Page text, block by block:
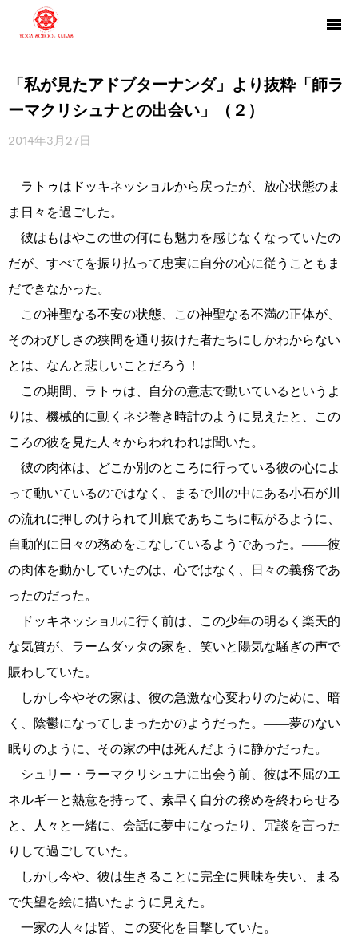
「私が見たアドブターナンダ」より抜粋「師ラ
ーマクリシュナとの出会い」（２）
2014年3月27日
ラトゥはドッキネッショルから戻ったが、放心状態のま
ま日々を過ごした。
彼はもはやこの世の何にも魅力を感じなくなっていたの
だが、すべてを振り払って忠実に自分の心に従うこともま
だできなかった。
この神聖なる不安の状態、この神聖なる不満の正体が、
そのわびしさの狭間を通り抜けた者たちにしかわからない
とは、なんと悲しいことだろう！
この期間、ラトゥは、自分の意志で動いているというよ
りは、機械的に動くネジ巻き時計のように見えたと、この
ころの彼を見た人々からわれわれは聞いた。
彼の肉体は、どこか別のところに行っている彼の心によ
って動いているのではなく、まるで川の中にある小石が川
の流れに押しのけられて川底であちこちに転がるように、
自動的に日々の務めをこなしているようであった。――彼
の肉体を動かしていたのは、心ではなく、日々の義務であ
ったのだった。
ドッキネッショルに行く前は、この少年の明るく楽天的
な気質が、ラームダッタの家を、笑いと陽気な騒ぎの声で
賑わしていた。
しかし今やその家は、彼の急激な心変わりのために、暗
く、陰鬱になってしまったかのようだった。――夢のない
眠りのように、その家の中は死んだように静かだった。
シュリー・ラーマクリシュナに出会う前、彼は不屈のエ
ネルギーと熱意を持って、素早く自分の務めを終わらせる
と、人々と一緒に、会話に夢中になったり、冗談を言った
りして過ごしていた。
しかし今や、彼は生きることに完全に興味を失い、まる
で失望を絵に描いたように見えた。
一家の人々は皆、この変化を目撃していた。